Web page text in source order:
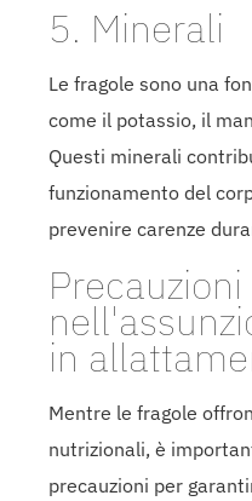
5. Minerali
Le fragole sono una
come il potassio, il
Questi minerali
funzionamento del
prevenire carenze
Precauzioni
in
Mentre le fragole
nutrizionali, è
precauzioni per